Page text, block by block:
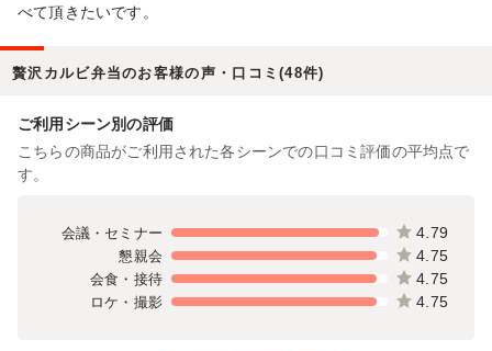
べて頂きたいです。
贅沢カルビ弁当のお客様の声・口コミ(48件)
ご利用シーン別の評価
こちらの商品がご利用された各シーンでの口コミ評価の平均点で
す。
会議・セミナー 4.79
懇親会 4.75
会食・接待 4.75
ロケ・撮影 4.75